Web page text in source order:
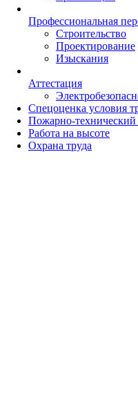
Профессиональная
Строительство
Проектирование
Изыскания
Аттестация
Спецоценка условия
Пожарно-
Работа на высоте
Охрана труда